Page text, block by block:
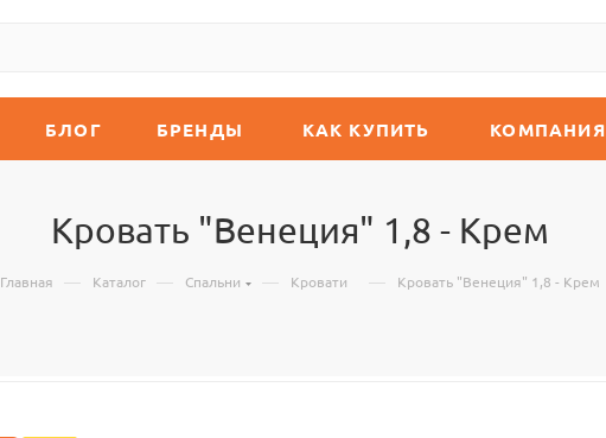
БЛОГ БРЕНДЫ КАК КУПИТЬ КОМПАНИЯ
Кровать "Венеция" 1,8 - Крем
Главная — Каталог — Спальни — Кровати — Кровать "Венеция" 1,8 - Крем